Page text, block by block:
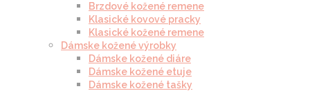
Brzdové kožené remene
Klasické kovové pracky
Klasické kožené remene
Dámske kožené výrobky
Dámske kožené diáre
Dámske kožené etuje
Dámske kožené tašky